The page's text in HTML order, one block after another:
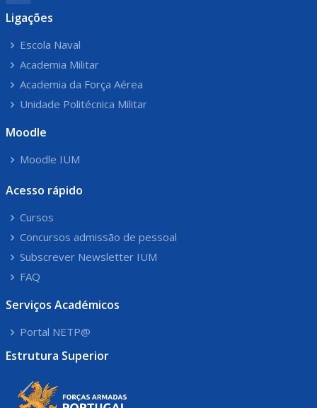
Ligações
Escola Naval
Academia Militar
Academia da Força Aérea
Unidade Politécnica Militar
Moodle
Moodle IUM
Acesso rápido
Cursos
Concursos admissão de pessoal
Subscrever Newsletter IUM
FAQ
Serviços Académicos
Portal NETP@
Estrutura Superior